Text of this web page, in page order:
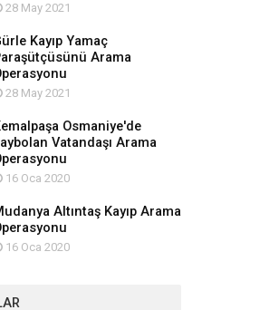
28 May 2021
Kayıp Yamaç
Arama
28 May 2021
Osmaniye'de
Vatandaşı Arama
16 Oca 2020
Altıntaş Kayıp Arama
16 Oca 2020